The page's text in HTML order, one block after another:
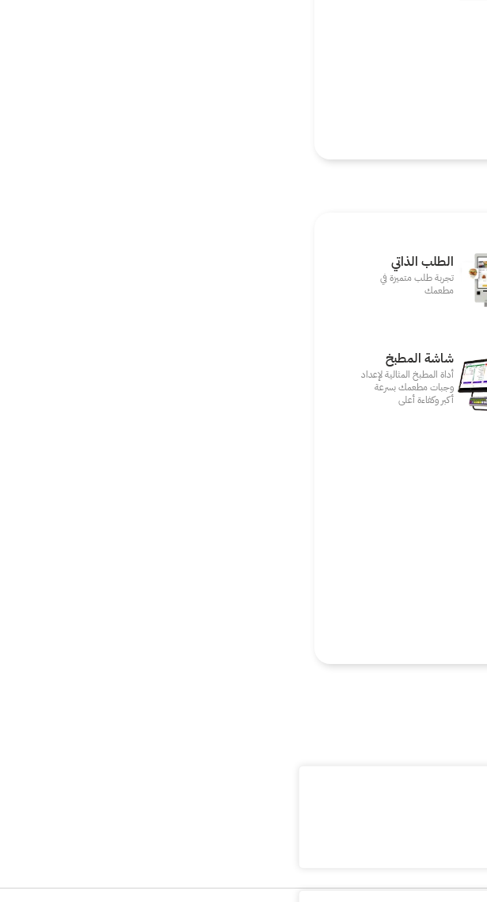
الطلب الذاتي
تجربة طلب متميزة في
مطعمك‎
شاشة المطبخ
أداة المطبخ المثالية لإعداد
وجبات مطعمك بسرعة
أكبر وكفاءة أعلى